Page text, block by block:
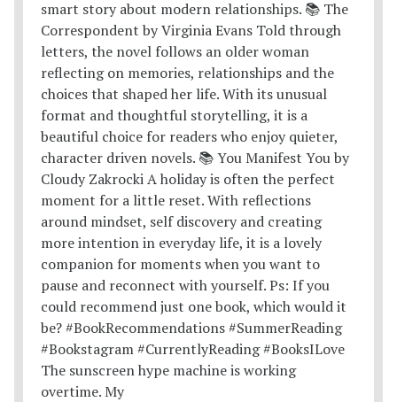
The sunscreen hype machine is working
overtime. My